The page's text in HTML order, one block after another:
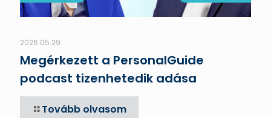
2026.05.29.
Megérkezett a PersonalGuide
podcast tizenhetedik adása
Tovább olvasom